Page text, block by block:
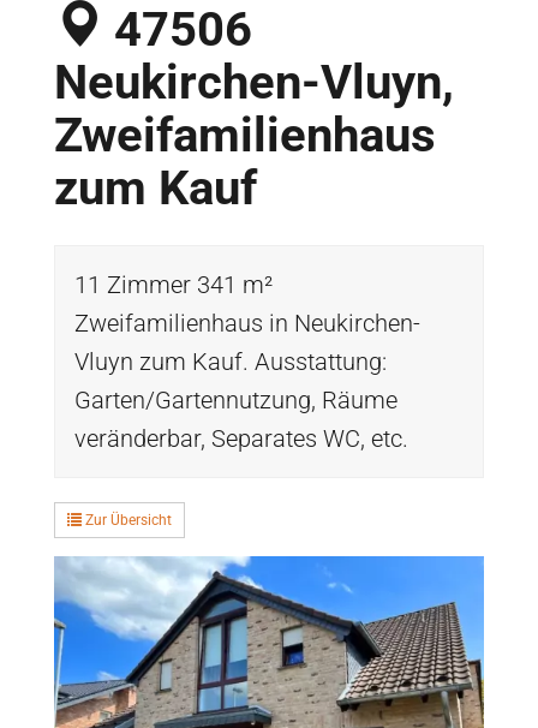
47506
Neukirchen-Vluyn,
Zweifamilienhaus
zum Kauf
11 Zimmer 341 m²
Zweifamilienhaus in Neukirchen-
Vluyn zum Kauf. Ausstattung:
Garten/Gartennutzung, Räume
veränderbar, Separates WC, etc.
Zur Übersicht